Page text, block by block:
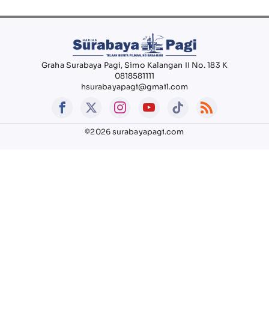
Graha Surabaya Pagi, Simo Kalangan II No. 183 K
0818581111
hsurabayapagi@gmail.com
©2026 surabayapagi.com